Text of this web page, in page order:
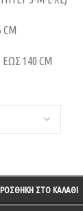
140 CM
ΣΤΟ ΚΑΛΆΘΙ